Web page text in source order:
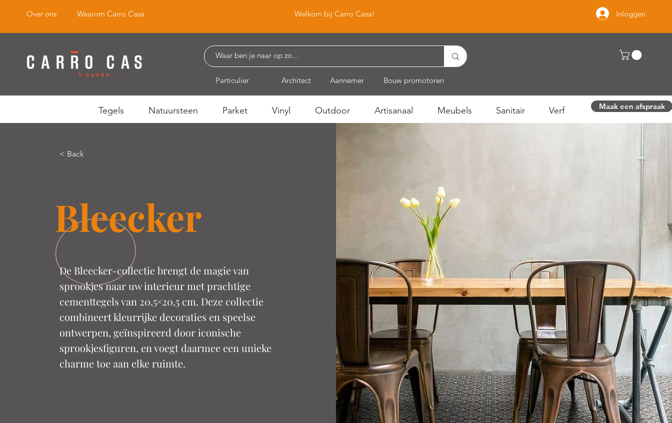
Over ons Waarom Carro Casa Welkom bij Carro Casa! Inloggen
Particulier Architect Aannemer Bouw promotoren
Tegels Natuursteen Parket Vinyl Outdoor Artisanaal Meubels Sanitair Verf Maak een afspraak
< Back
Bleecker
De Bleecker-collectie brengt de magie van
sprookjes naar uw interieur met prachtige
cementtegels van 20,5×20,5 cm. Deze collectie
combineert kleurrijke decoraties en speelse
ontwerpen, geïnspireerd door iconische
sprookjesfiguren, en voegt daarmee een unieke
charme toe aan elke ruimte.